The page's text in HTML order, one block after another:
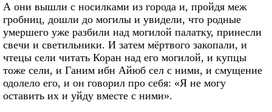
А они вышли с носилками из города и, пройдя меж
гробниц, дошли до могилы и увидели, что родные
умершего уже разбили над могилой палатку, принесли
свечи и светильники. И затем мёртвого закопали, и
чтецы сели читать Коран над его могилой, и купцы
тоже сели, и Ганим ибн Айюб сел с ними, и смущение
одолело его, и он говорил про себя: «Я не могу
оставить их и уйду вместе с ними».